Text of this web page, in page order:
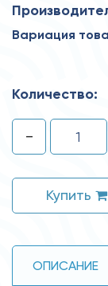
Вариация
Количество:
-
Купить
ОПИСАНИЕ